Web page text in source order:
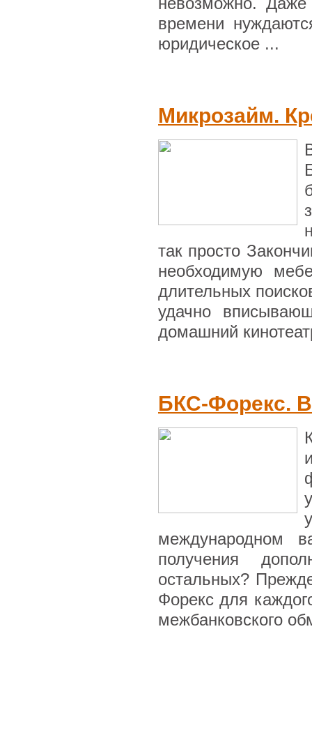
времени
юридическое ...
Микрозайм.
так просто
необходимую
длительных
удачно
домашний
БКС-Форекс.
международном
получения
остальных?
Форекс для
межбанковского